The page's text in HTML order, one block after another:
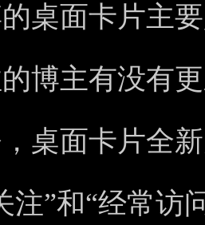
桌面卡片主
博主有没有
桌面卡片全
注”和“经常访